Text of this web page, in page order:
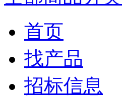
首页
找产品
招标信息